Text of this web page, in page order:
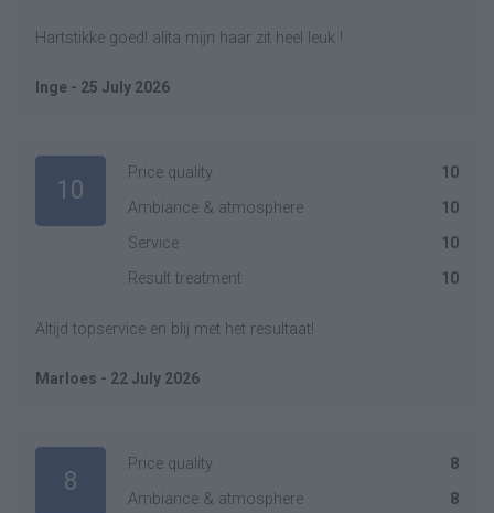
Hartstikke goed! alita mijn haar zit heel leuk !
Inge - 25 July 2026
10
Price quality
10
Ambiance & atmosphere
10
Service
10
Result treatment
10
Altijd topservice en blij met het resultaat!
Marloes - 22 July 2026
8
Price quality
8
Ambiance & atmosphere
8